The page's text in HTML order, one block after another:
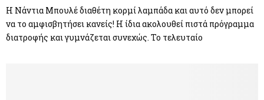
Η Νάντια Μπουλέ διαθέτη κορμί λαμπάδα και αυτό δεν μπορεί
να το αμφισβητήσει κανείς! Η ίδια ακολουθεί πιστά πρόγραμμα
διατροφής και γυμνάζεται συνεχώς. Το τελευταίο